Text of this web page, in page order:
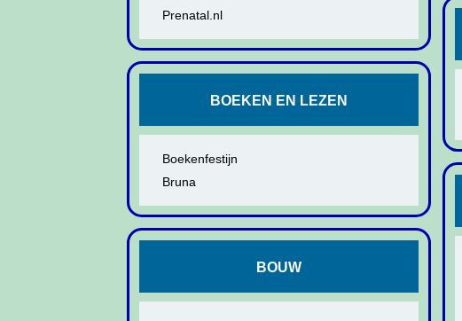
Prenatal.nl
BOEKEN EN LEZEN
Boekenfestijn
Bruna
BOUW